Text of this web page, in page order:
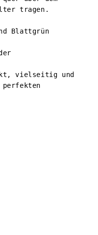
tragen.
Blattgrün
vielseitig und